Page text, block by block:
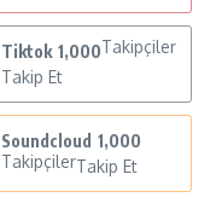
Tiktok 1,000Takipçiler
Takip Et
Soundcloud 1,000
TakipçilerTakip Et